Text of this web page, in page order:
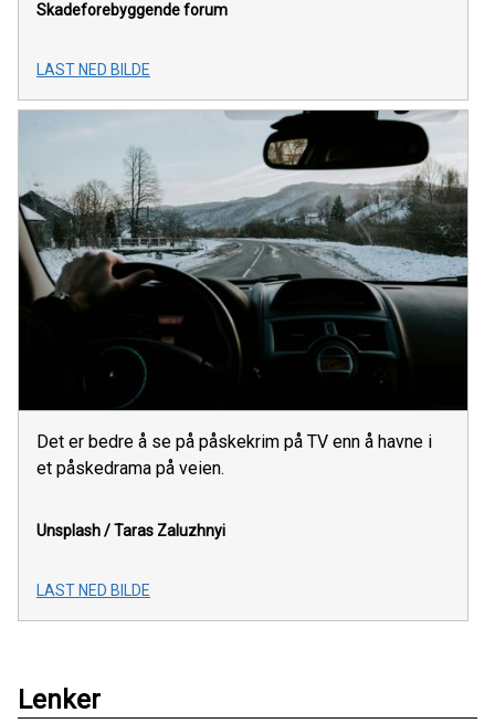
Skadeforebyggende forum
LAST NED BILDE
Det er bedre å se på påskekrim på TV enn å havne i
et påskedrama på veien.
Unsplash / Taras Zaluzhnyi
LAST NED BILDE
Lenker